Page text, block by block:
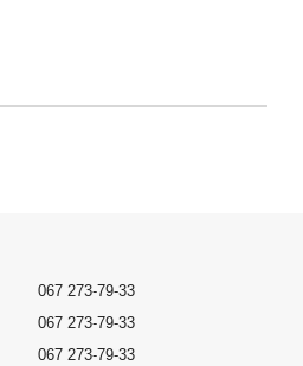
067 273-79-33
067 273-79-33
067 273-79-33